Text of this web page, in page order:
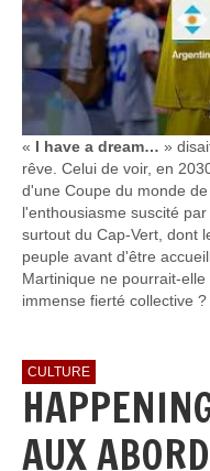
« I have a dream… »
rêve. Celui de voir, en
d'une Coupe du monde
l'enthousiasme suscité
surtout du Cap-Vert, dont
peuple avant d'être
Martinique ne pourrait-
immense fierté collective ?
CULTURE
AUX